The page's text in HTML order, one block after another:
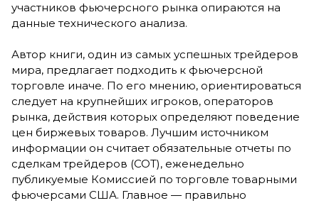
участников фьючерсного рынка опираются на
данные технического анализа.
Автор книги, один из самых успешных трейдеров
мира, предлагает подходить к фьючерсной
торговле иначе. По его мнению, ориентироваться
следует на крупнейших игроков, операторов
рынка, действия которых определяют поведение
цен биржевых товаров. Лучшим источником
информации он считает обязательные отчеты по
сделкам трейдеров (COT), еженедельно
публикуемые Комиссией по торговле товарными
фьючерсами США. Главное — правильно